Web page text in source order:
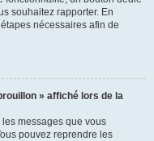
souhaitez rapporter. En
nécessaires afin de
» affiché lors de la
les messages que vous
pouvez reprendre les